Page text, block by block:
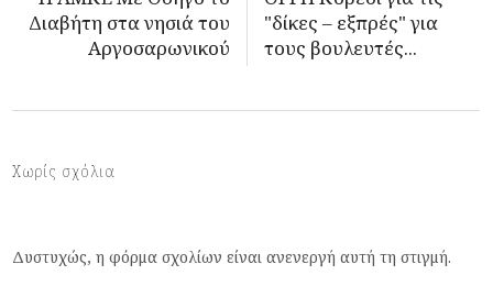
Διαβήτη στα νησιά του
Αργοσαρωνικού
"δίκες – εξπρές" για
τους βουλευτές...
Χωρίς σχόλια
Δυστυχώς, η φόρμα σχολίων είναι ανενεργή αυτή τη στιγμή.